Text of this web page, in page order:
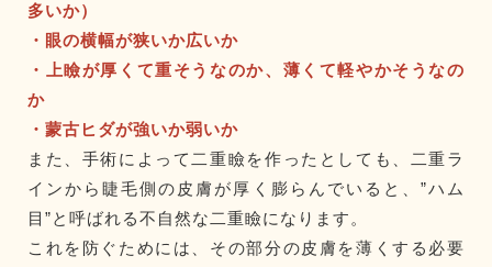
多いか）
・眼の横幅が狭いか広いか
・上瞼が厚くて重そうなのか、薄くて軽やかそうなの
か
・蒙古ヒダが強いか弱いか
また、手術によって二重瞼を作ったとしても、二重ラ
インから睫毛側の皮膚が厚く膨らんでいると、”ハム
目”と呼ばれる不自然な二重瞼になります。
これを防ぐためには、その部分の皮膚を薄くする必要